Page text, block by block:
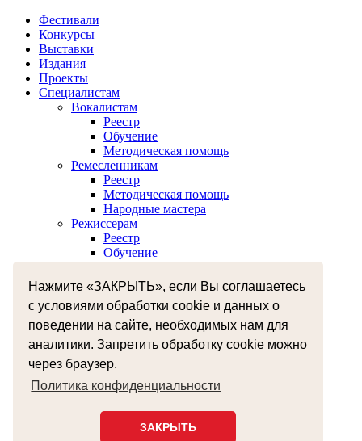
Нажмите «ЗАКРЫТЬ», если Вы соглашаетесь
с условиями обработки cookie и данных о
поведении на сайте, необходимых нам для
аналитики. Запретить обработку cookie можно
через браузер.
Политика конфиденциальности
ЗАКРЫТЬ
Фестивали
Конкурсы
Выставки
Издания
Проекты
Специалистам
Вокалистам
Реестр
Обучение
Методическая помощь
Ремесленникам
Реестр
Методическая помощь
Народные мастера
Режиссерам
Реестр
Обучение
Реестр
Музыкантам
Реестр
Межнациональное сотрудничество
Независимая оценка качества оказания услуг
Бесплатная юридическая помощь
Земский работник культуры
+7 (4812) 38-55-92 smolzentrnt@mail.ru